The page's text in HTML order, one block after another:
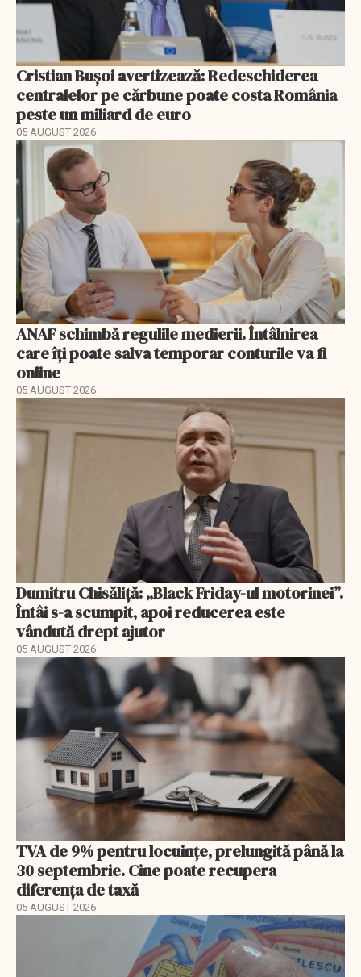
Cristian Bușoi avertizează: Redeschiderea
centralelor pe cărbune poate costa România
peste un miliard de euro
05 AUGUST 2026
ANAF schimbă regulile medierii. Întâlnirea
care îți poate salva temporar conturile va fi
online
05 AUGUST 2026
Dumitru Chisăliță: „Black Friday-ul motorinei”.
Întâi s-a scumpit, apoi reducerea este
vândută drept ajutor
05 AUGUST 2026
TVA de 9% pentru locuințe, prelungită până la
30 septembrie. Cine poate recupera
diferența de taxă
05 AUGUST 2026